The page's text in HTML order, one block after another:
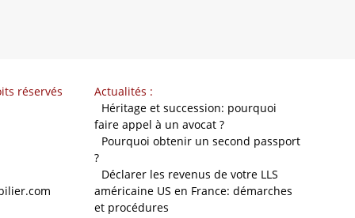
réservés
Actualités :
Héritage et succession: pourquoi
faire appel à un avocat ?
Pourquoi obtenir un second passport
?
Déclarer les revenus de votre LLS
américaine US en France: démarches
et procédures